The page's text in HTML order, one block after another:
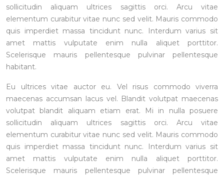
sollicitudin aliquam ultrices sagittis orci. Arcu vitae
elementum curabitur vitae nunc sed velit. Mauris commodo
quis imperdiet massa tincidunt nunc. Interdum varius sit
amet mattis vulputate enim nulla aliquet porttitor.
Scelerisque mauris pellentesque pulvinar pellentesque
habitant.
Eu ultrices vitae auctor eu. Vel risus commodo viverra
maecenas accumsan lacus vel. Blandit volutpat maecenas
volutpat blandit aliquam etiam erat. Mi in nulla posuere
sollicitudin aliquam ultrices sagittis orci. Arcu vitae
elementum curabitur vitae nunc sed velit. Mauris commodo
quis imperdiet massa tincidunt nunc. Interdum varius sit
amet mattis vulputate enim nulla aliquet porttitor.
Scelerisque mauris pellentesque pulvinar pellentesque